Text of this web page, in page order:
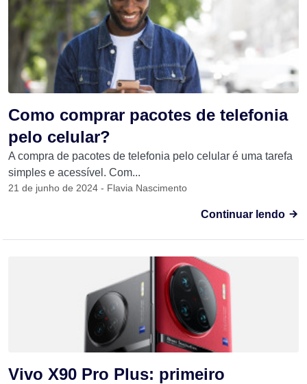
Como comprar pacotes de telefonia
pelo celular?
A compra de pacotes de telefonia pelo celular é uma tarefa
simples e acessível. Com...
21 de junho de 2024 - Flavia Nascimento
Continuar lendo
Vivo X90 Pro Plus: primeiro